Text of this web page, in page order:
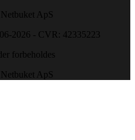
ApS
2026 - CVR: 42335223
forbeholdes
ApS